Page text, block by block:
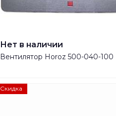
Нет в наличии
Вентилятор Horoz 500-040-100
Скидка